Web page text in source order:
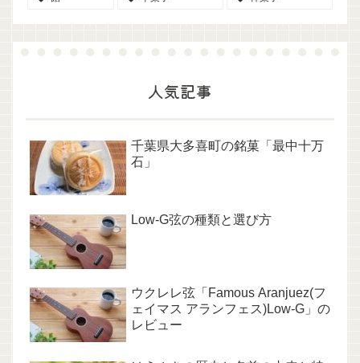
人気記事
千葉県大多喜町の銘菓「最中十万
石」
Low-G弦の種類と選び方
ウクレレ弦「Famous Aranjuez(フ
ェイマス アランフェス)Low-G」の
レビュー